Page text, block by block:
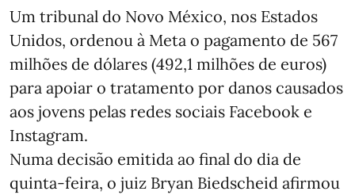
Um tribunal do Novo México, nos Estados
Unidos, ordenou à Meta o pagamento de 567
milhões de dólares (492,1 milhões de euros)
para apoiar o tratamento por danos causados
aos jovens pelas redes sociais Facebook e
Instagram.
Numa decisão emitida ao final do dia de
quinta-feira, o juiz Bryan Biedscheid afirmou